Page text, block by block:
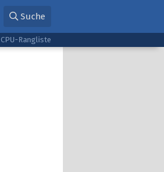
Suche
CPU-Rangliste